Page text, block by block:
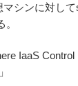
シンに対し
IaaS Control
」